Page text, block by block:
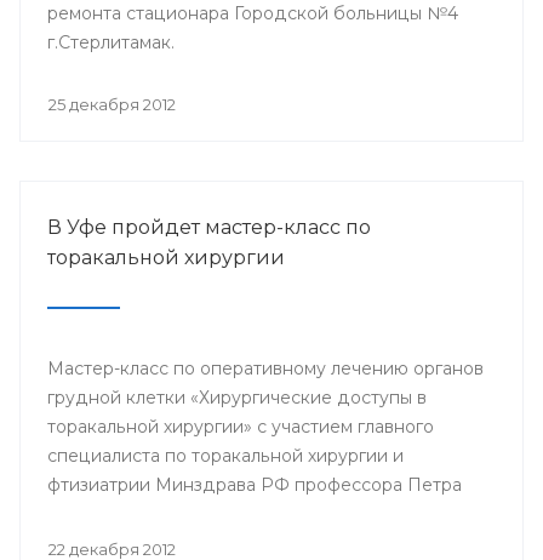
ремонта стационара Городской больницы №4
г.Стерлитамак.
25 декабря 2012
В Уфе пройдет мастер-класс по
торакальной хирургии
Мастер-класс по оперативному лечению органов
грудной клетки «Хирургические доступы в
торакальной хирургии» с участием главного
специалиста по торакальной хирургии и
фтизиатрии Минздрава РФ профессора Петра
БГМУ.
22 декабря 2012